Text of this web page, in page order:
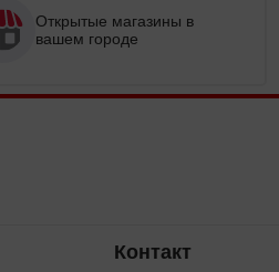
Открытые магазины в
вашем городе
Контакт